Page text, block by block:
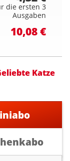
die ersten 3
Ausgaben
10,08 €
Katze